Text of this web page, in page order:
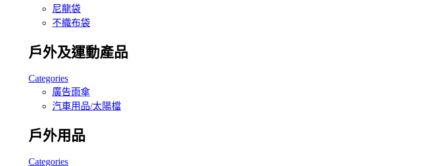
尼龍袋
不織布袋
戶外及運動產品
Categories
廣告雨傘
汽車用品/太陽檔
戶外用品
Categories